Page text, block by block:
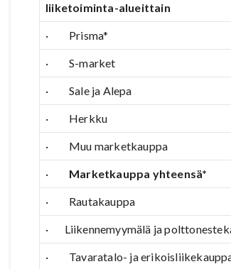
liiketoiminta-alueittain
· Prisma*
· S-market
· Sale ja Alepa
· Herkku
· Muu marketkauppa
· Marketkauppa yhteensä*
· Rautakauppa
· Liikennemyymälä ja
· Tavaratalo- ja